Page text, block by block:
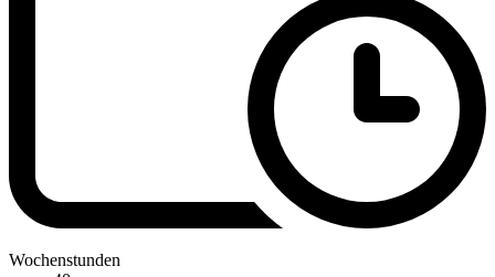
Wochenstunden